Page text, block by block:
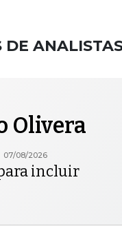
DE
Olivera
07/08/2026
incluir